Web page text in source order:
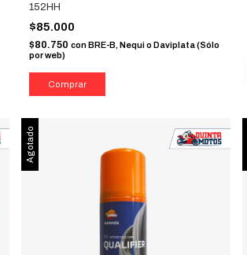
152HH
$85.000
$80.750 con BRE-B, Nequi o Daviplata (Sólo
por web)
Agotado